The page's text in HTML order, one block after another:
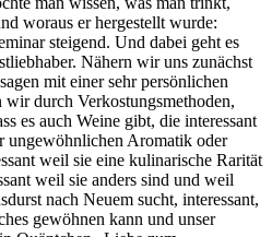
woraus er hergestellt wurde:
steigend. Und dabei geht es
Nähern wir uns zunächst
mit einer sehr persönlichen
wir durch Verkostungsmethoden,
es auch Weine gibt, die interessant
ungewöhnlichen Aromatik oder
weil sie eine kulinarische Rarität
weil sie anders sind und weil
nach Neuem sucht, interessant,
gewöhnen kann und unser